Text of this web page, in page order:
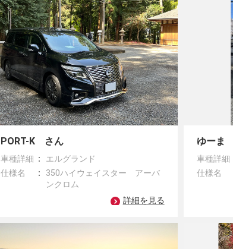
PORT-K さん
車種詳細
エルグランド
仕様名
350ハイウェイスター アーバ
ンクロム
詳細を見る
ゆーま
車種詳細
仕様名